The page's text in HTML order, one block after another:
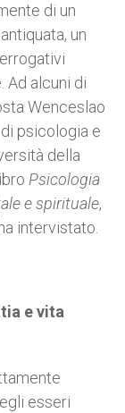
di un
un
Ad alcuni di
Wenceslao
psicologia e
della
Psicologia
e spirituale,
intervistato.
e vita
esseri